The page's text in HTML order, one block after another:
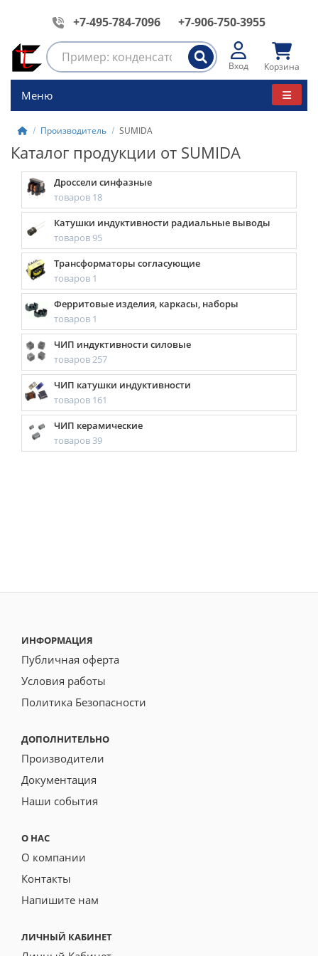
+7-495-784-7096 +7-906-750-3955
Вход Корзина
Меню
Производитель SUMIDA
Каталог продукции от SUMIDA
Дроссели синфазные
товаров 18
Катушки индуктивности радиальные выводы
товаров 95
Трансформаторы согласующие
товаров 1
Ферритовые изделия, каркасы, наборы
товаров 1
ЧИП индуктивности силовые
товаров 257
ЧИП катушки индуктивности
товаров 161
ЧИП керамические
товаров 39
ИНФОРМАЦИЯ
Публичная оферта
Условия работы
Политика Безопасности
ДОПОЛНИТЕЛЬНО
Производители
Документация
Наши события
О НАС
О компании
Контакты
Напишите нам
ЛИЧНЫЙ КАБИНЕТ